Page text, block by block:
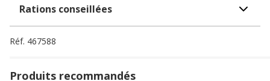
Rations conseillées
Réf. 467588
Produits recommandés